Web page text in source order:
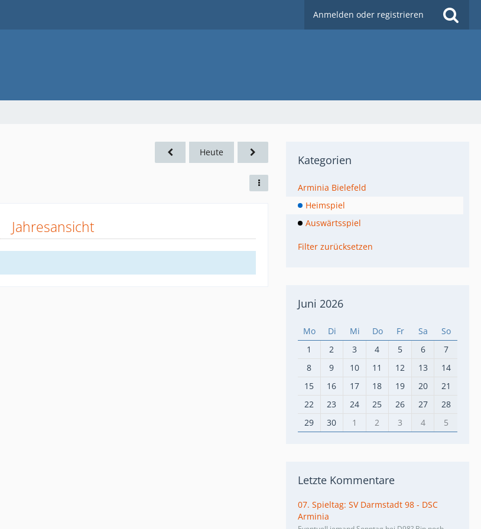
Anmelden oder registrieren
Heute
Jahresansicht
Kategorien
Arminia Bielefeld
Heimspiel
Auswärtsspiel
Filter zurücksetzen
Juni 2026
Mo Di Mi Do Fr Sa
So
1
2 3 4 5 6
7
8
9 10 11 12 13
14
15
16 17 18 19 20
21
22
23 24 25 26 27
28
29
30 1 2 3 4 5
Letzte Kommentare
07. Spieltag: SV Darmstadt 98 - DSC
Arminia